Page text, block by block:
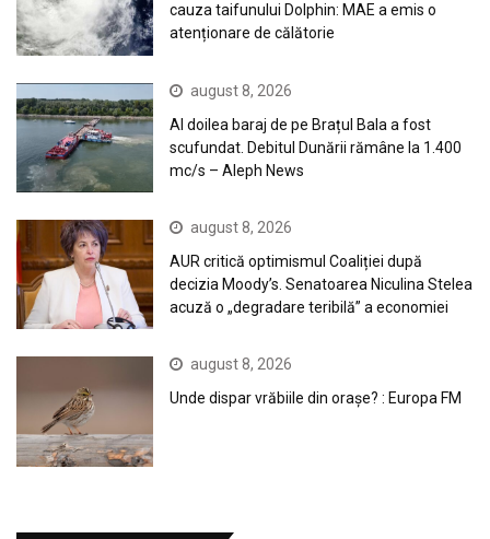
cauza taifunului Dolphin: MAE a emis o
atenționare de călătorie
august 8, 2026
Al doilea baraj de pe Brațul Bala a fost
scufundat. Debitul Dunării rămâne la 1.400
mc/s – Aleph News
august 8, 2026
AUR critică optimismul Coaliției după
decizia Moody’s. Senatoarea Niculina Stelea
acuză o „degradare teribilă” a economiei
august 8, 2026
Unde dispar vrăbiile din orașe? : Europa FM